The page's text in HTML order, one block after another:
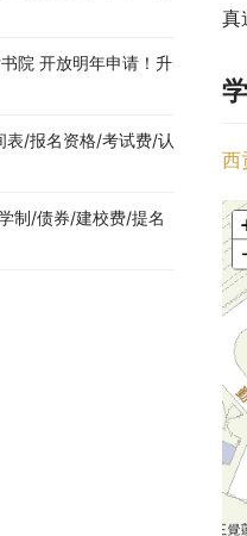
真
西
院 开放明年申请！升
表/报名资格/考试费/认
制/债券/建校费/提名